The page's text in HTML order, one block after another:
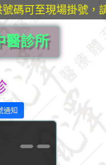
碼可至現場掛號，
醫診所
通知
--